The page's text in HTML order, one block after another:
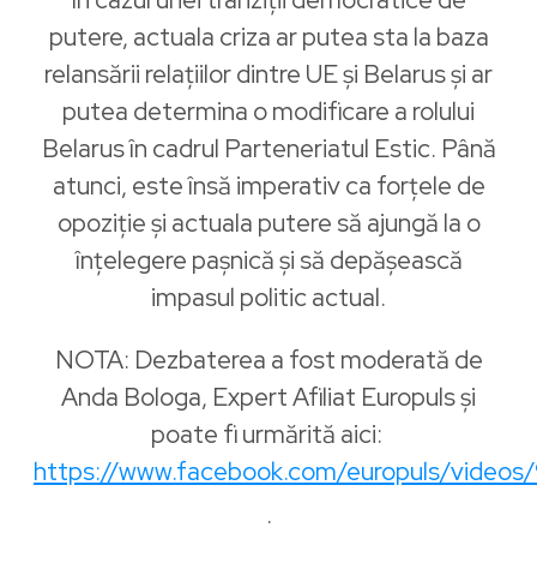
putere, actuala criza ar putea sta la baza
relansării relațiilor dintre UE și Belarus și ar
putea determina o modificare a rolului
Belarus în cadrul Parteneriatul Estic. Până
atunci, este însă imperativ ca forțele de
opoziție și actuala putere să ajungă la o
înțelegere pașnică și să depășească
impasul politic actual.
NOTA: Dezbaterea a fost moderată de
Anda Bologa, Expert Afiliat Europuls și
poate fi urmărită aici:
https://www.facebook.com/europuls/
.